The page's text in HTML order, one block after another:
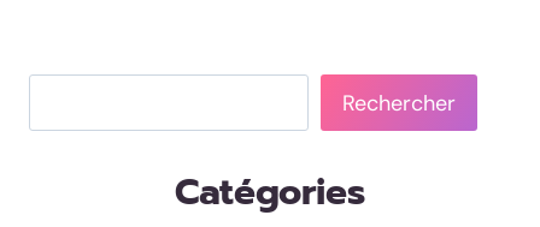
Rechercher
Catégories